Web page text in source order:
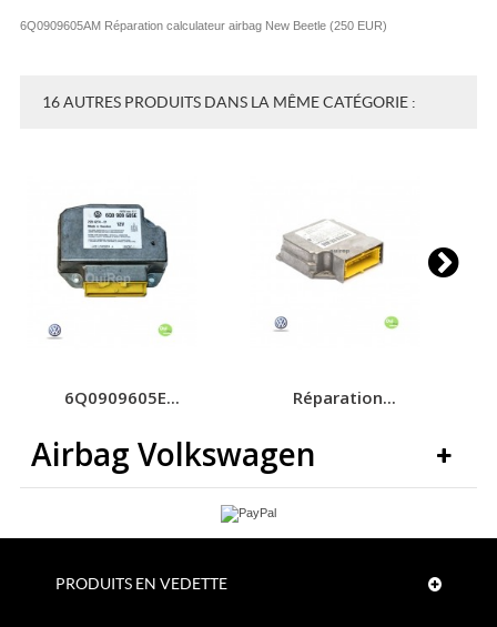
6Q0909605AM Réparation calculateur airbag New Beetle (250 EUR)
16 AUTRES PRODUITS DANS LA MÊME CATÉGORIE :
6Q0909605E... Réparation...
Airbag Volkswagen
PRODUITS EN VEDETTE